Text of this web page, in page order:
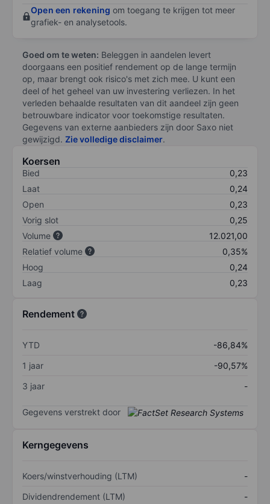
Open een rekening om toegang te krijgen tot meer
grafiek- en analysetools.
Goed om te weten: Beleggen in aandelen levert
doorgaans een positief rendement op de lange termijn
op, maar brengt ook risico's met zich mee. U kunt een
deel of het geheel van uw investering verliezen. In het
verleden behaalde resultaten van dit aandeel zijn geen
betrouwbare indicator voor toekomstige resultaten.
Gegevens van externe aanbieders zijn door Saxo niet
gewijzigd. Zie volledige disclaimer.
Koersen
Bied
0,23
Laat
0,24
Open
0,23
Vorig slot
0,25
Volume
12.021,00
Relatief volume
0,35%
Hoog
0,24
Laag
0,23
Rendement
YTD
-86,84%
1 jaar
-90,57%
3 jaar
-
Gegevens verstrekt door
Kerngegevens
Koers/winstverhouding (LTM)
-
Dividendrendement (LTM)
-